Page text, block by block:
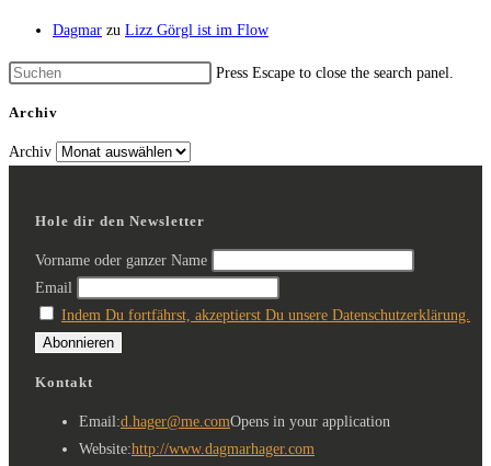
Dagmar zu Lizz Görgl ist im Flow
Press Escape to close the search panel.
Archiv
Archiv
Hole dir den Newsletter
Vorname oder ganzer Name
Email
Indem Du fortfährst, akzeptierst Du unsere Datenschutzerklärung.
Kontakt
Email:d.hager@me.comOpens in your application
Website:http://www.dagmarhager.com